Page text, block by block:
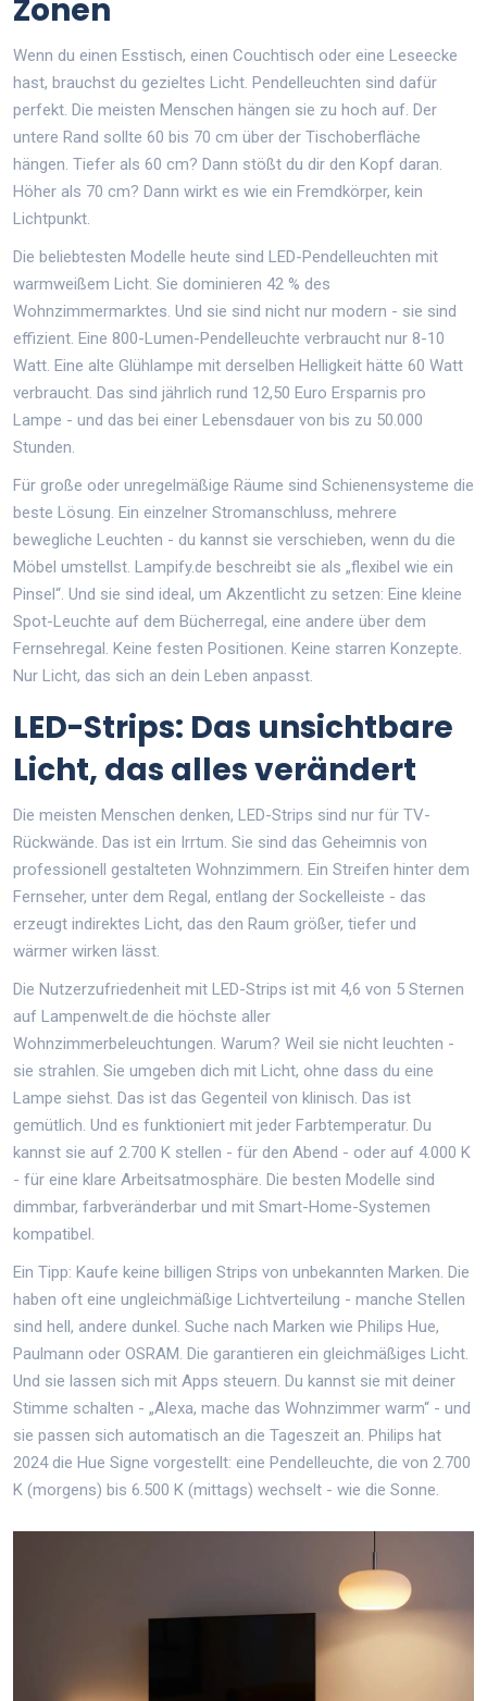
Zonen
Wenn du einen Esstisch, einen Couchtisch oder eine Leseecke
hast, brauchst du gezieltes Licht. Pendelleuchten sind dafür
perfekt. Die meisten Menschen hängen sie zu hoch auf. Der
untere Rand sollte 60 bis 70 cm über der Tischoberfläche
hängen. Tiefer als 60 cm? Dann stößt du dir den Kopf daran.
Höher als 70 cm? Dann wirkt es wie ein Fremdkörper, kein
Lichtpunkt.
Die beliebtesten Modelle heute sind LED-Pendelleuchten mit
warmweißem Licht. Sie dominieren 42 % des
Wohnzimmermarktes. Und sie sind nicht nur modern - sie sind
effizient. Eine 800-Lumen-Pendelleuchte verbraucht nur 8-10
Watt. Eine alte Glühlampe mit derselben Helligkeit hätte 60 Watt
verbraucht. Das sind jährlich rund 12,50 Euro Ersparnis pro
Lampe - und das bei einer Lebensdauer von bis zu 50.000
Stunden.
Für große oder unregelmäßige Räume sind Schienensysteme die
beste Lösung. Ein einzelner Stromanschluss, mehrere
bewegliche Leuchten - du kannst sie verschieben, wenn du die
Möbel umstellst. Lampify.de beschreibt sie als „flexibel wie ein
Pinsel“. Und sie sind ideal, um Akzentlicht zu setzen: Eine kleine
Spot-Leuchte auf dem Bücherregal, eine andere über dem
Fernsehregal. Keine festen Positionen. Keine starren Konzepte.
Nur Licht, das sich an dein Leben anpasst.
LED-Strips: Das unsichtbare
Licht, das alles verändert
Die meisten Menschen denken, LED-Strips sind nur für TV-
Rückwände. Das ist ein Irrtum. Sie sind das Geheimnis von
professionell gestalteten Wohnzimmern. Ein Streifen hinter dem
Fernseher, unter dem Regal, entlang der Sockelleiste - das
erzeugt indirektes Licht, das den Raum größer, tiefer und
wärmer wirken lässt.
Die Nutzerzufriedenheit mit LED-Strips ist mit 4,6 von 5 Sternen
auf Lampenwelt.de die höchste aller
Wohnzimmerbeleuchtungen. Warum? Weil sie nicht leuchten -
sie strahlen. Sie umgeben dich mit Licht, ohne dass du eine
Lampe siehst. Das ist das Gegenteil von klinisch. Das ist
gemütlich. Und es funktioniert mit jeder Farbtemperatur. Du
kannst sie auf 2.700 K stellen - für den Abend - oder auf 4.000 K
- für eine klare Arbeitsatmosphäre. Die besten Modelle sind
dimmbar, farbveränderbar und mit Smart-Home-Systemen
kompatibel.
Ein Tipp: Kaufe keine billigen Strips von unbekannten Marken. Die
haben oft eine ungleichmäßige Lichtverteilung - manche Stellen
sind hell, andere dunkel. Suche nach Marken wie Philips Hue,
Paulmann oder OSRAM. Die garantieren ein gleichmäßiges Licht.
Und sie lassen sich mit Apps steuern. Du kannst sie mit deiner
Stimme schalten - „Alexa, mache das Wohnzimmer warm“ - und
sie passen sich automatisch an die Tageszeit an. Philips hat
2024 die Hue Signe vorgestellt: eine Pendelleuchte, die von 2.700
K (morgens) bis 6.500 K (mittags) wechselt - wie die Sonne.